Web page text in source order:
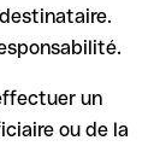
et confirmez-le
doute. Cette
des montants
un
ou de la